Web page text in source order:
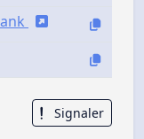
Signaler